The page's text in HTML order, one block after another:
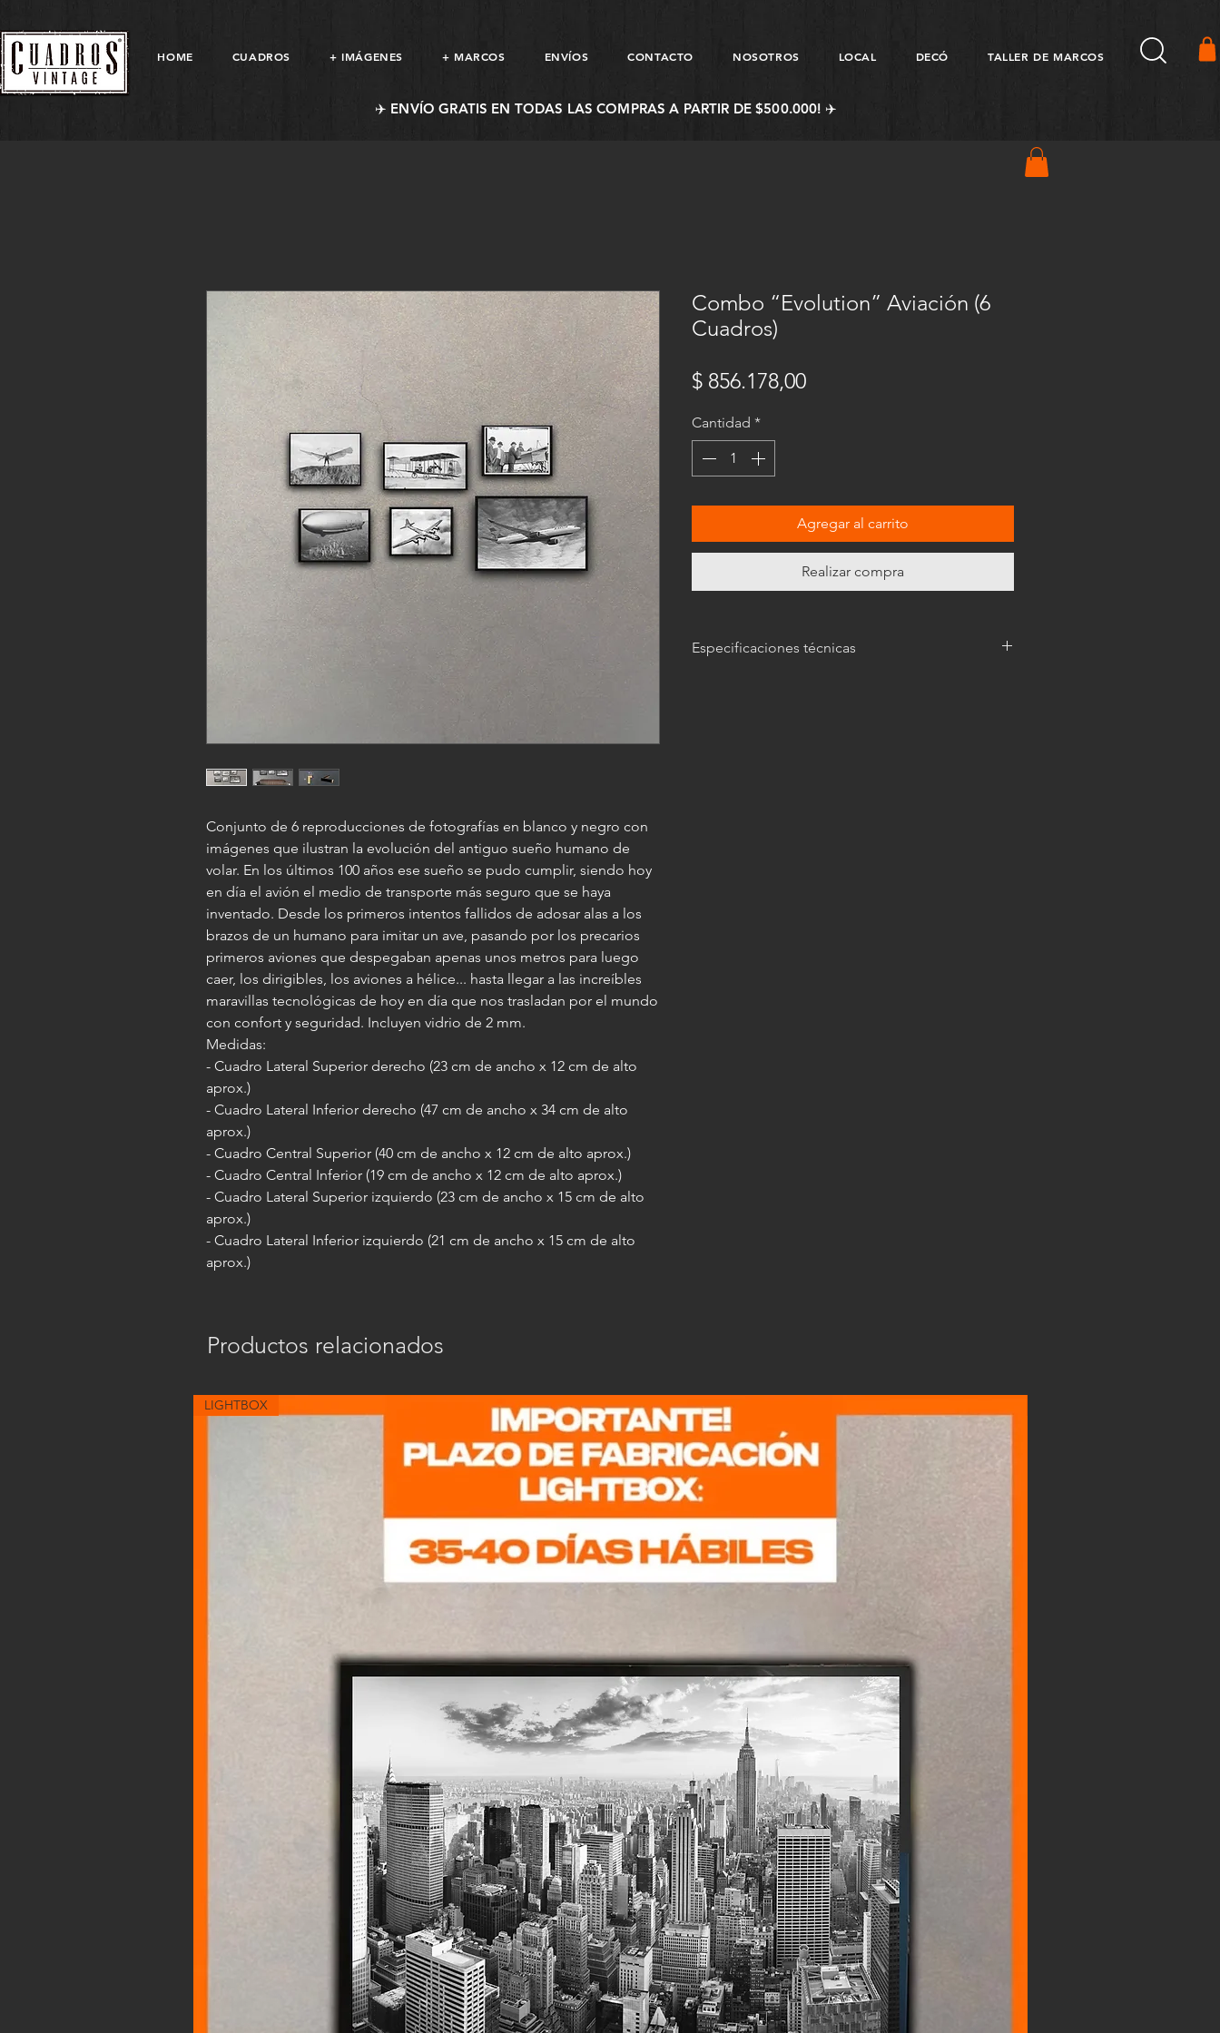
HOME CUADROS + IMÁGENES + MARCOS ENVÍOS CONTACTO NOSOTROS LOCAL DECÓ TALLER DE MARCOS
✈️ ENVÍO GRATIS EN TODAS LAS COMPRAS A PARTIR DE $500.000! ✈️
Conjunto de 6 reproducciones de fotografías en blanco y negro con
imágenes que ilustran la evolución del antiguo sueño humano de
volar. En los últimos 100 años ese sueño se pudo cumplir, siendo hoy
en día el avión el medio de transporte más seguro que se haya
inventado. Desde los primeros intentos fallidos de adosar alas a los
brazos de un humano para imitar un ave, pasando por los precarios
primeros aviones que despegaban apenas unos metros para luego
caer, los dirigibles, los aviones a hélice... hasta llegar a las increíbles
maravillas tecnológicas de hoy en día que nos trasladan por el mundo
con confort y seguridad. Incluyen vidrio de 2 mm.
Medidas:
- Cuadro Lateral Superior derecho (23 cm de ancho x 12 cm de alto
aprox.)
- Cuadro Lateral Inferior derecho (47 cm de ancho x 34 cm de alto
aprox.)
- Cuadro Central Superior (40 cm de ancho x 12 cm de alto aprox.)
- Cuadro Central Inferior (19 cm de ancho x 12 cm de alto aprox.)
- Cuadro Lateral Superior izquierdo (23 cm de ancho x 15 cm de alto
aprox.)
- Cuadro Lateral Inferior izquierdo (21 cm de ancho x 15 cm de alto
aprox.)
Combo “Evolution” Aviación (6
Cuadros)
$ 856.178,00Precio
Cantidad *
Agregar al carrito
Realizar compra
Especificaciones técnicas
Productos relacionados
LIGHTBOX